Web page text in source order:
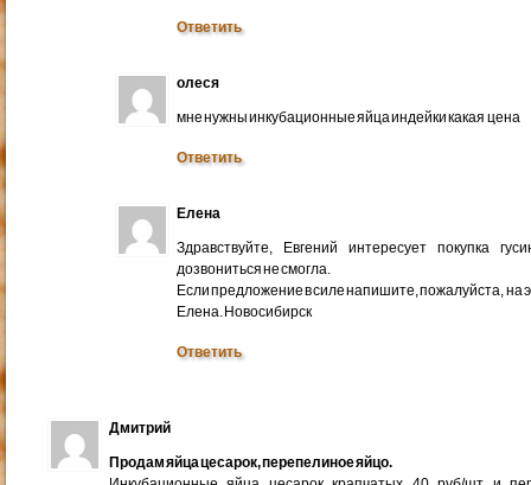
Ответить
олеся
мне нужны инкубационные яйца индейки какая цена
Ответить
Елена
Здравствуйте, Евгений интересует покупка
дозвониться не смогла.
Если предложение в силе напишите, пожалуйста, на
Елена. Новосибирск
Ответить
Дмитрий
Продам яйца цесарок, перепелиное яйцо.